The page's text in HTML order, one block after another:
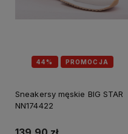
44% PROMOCJA
Sneakersy męskie BIG STAR
NN174422